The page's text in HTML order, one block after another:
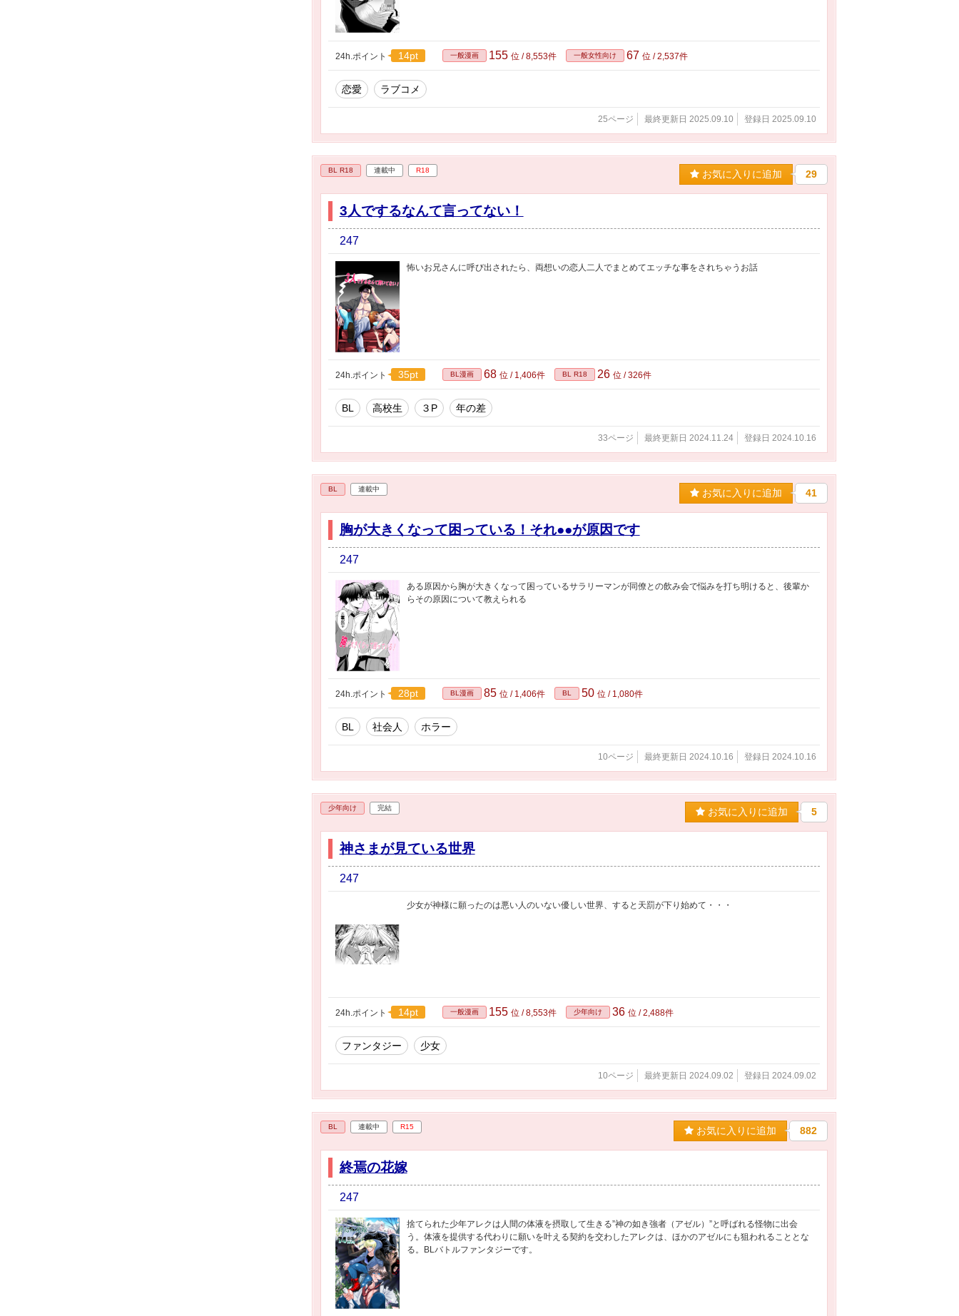
24h.ポイント 14pt 一般漫画 155 位 / 8,553件 一般女性向け 67 位 / 2,537件
恋愛 ラブコメ
25ページ 最終更新日 2025.09.10 登録日 2025.09.10
BL R18 連載中 R18 お気に入りに追加 29
3人でするなんて言ってない！
247
怖いお兄さんに呼び出されたら、両想いの恋人二人でまとめてエッチな事をされちゃうお話
24h.ポイント 35pt BL漫画 68 位 / 1,406件 BL R18 26 位 / 326件
BL 高校生 ３P 年の差
33ページ 最終更新日 2024.11.24 登録日 2024.10.16
BL 連載中 お気に入りに追加 41
胸が大きくなって困っている！それ●●が原因です
247
ある原因から胸が大きくなって困っているサラリーマンが同僚との飲み会で悩みを打ち明けると、後輩か
らその原因について教えられる
24h.ポイント 28pt BL漫画 85 位 / 1,406件 BL 50 位 / 1,080件
BL 社会人 ホラー
10ページ 最終更新日 2024.10.16 登録日 2024.10.16
少年向け 完結 お気に入りに追加 5
神さまが見ている世界
247
少女が神様に願ったのは悪い人のいない優しい世界、すると天罰が下り始めて・・・
24h.ポイント 14pt 一般漫画 155 位 / 8,553件 少年向け 36 位 / 2,488件
ファンタジー 少女
10ページ 最終更新日 2024.09.02 登録日 2024.09.02
BL 連載中 R15 お気に入りに追加 882
終焉の花嫁
247
捨てられた少年アレクは人間の体液を摂取して生きる”神の如き強者（アゼル）”と呼ばれる怪物に出会
う。体液を提供する代わりに願いを叶える契約を交わしたアレクは、ほかのアゼルにも狙われることとな
る。BLバトルファンタジーです。